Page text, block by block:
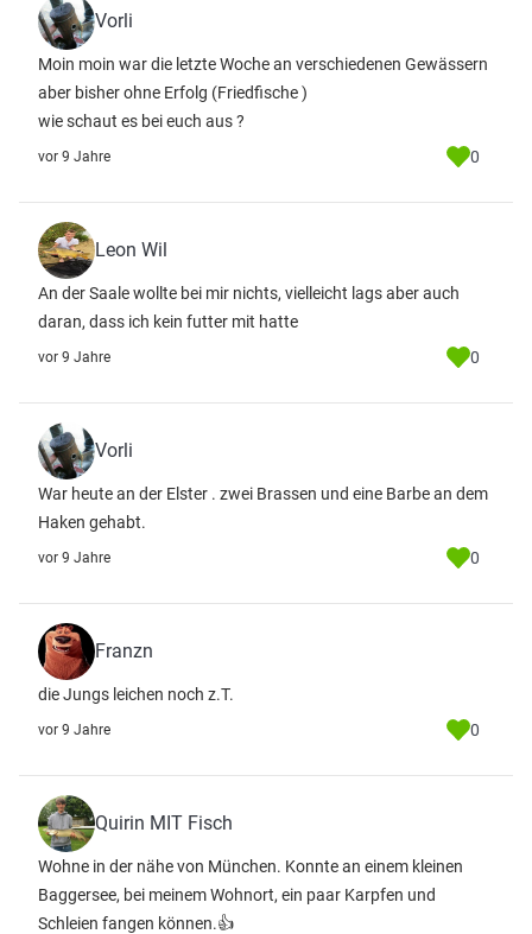
Vorli
Moin moin war die letzte Woche an verschiedenen Gewässern
aber bisher ohne Erfolg (Friedfische )
wie schaut es bei euch aus ?
vor 9 Jahre 0
Leon Wil
An der Saale wollte bei mir nichts, vielleicht lags aber auch
daran, dass ich kein futter mit hatte
vor 9 Jahre 0
Vorli
War heute an der Elster . zwei Brassen und eine Barbe an dem
Haken gehabt.
vor 9 Jahre 0
Franzn
die Jungs leichen noch z.T.
vor 9 Jahre 0
Quirin MIT Fisch
Wohne in der nähe von München. Konnte an einem kleinen
Baggersee, bei meinem Wohnort, ein paar Karpfen und
Schleien fangen können.👍